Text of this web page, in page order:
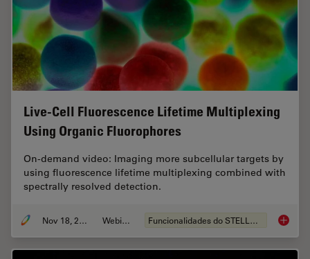
Live-Cell Fluorescence Lifetime Multiplexing
Using Organic Fluorophores
On-demand video: Imaging more subcellular targets by
using fluorescence lifetime multiplexing combined with
spectrally resolved detection.
Nov 18, 2022 Webinar Funcionalidades do STELLARIS Live-